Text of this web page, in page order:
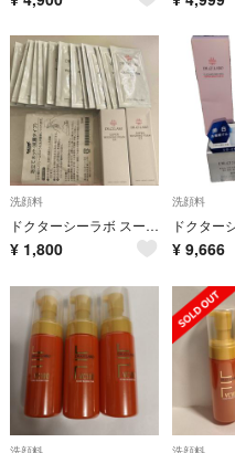
洗顔料
ドクターシーラボ スーパーウォッシングフォームEX 洗顔料
¥ 1,800
洗顔料
¥ 9,666